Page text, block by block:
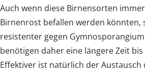
Auch wenn diese Birnensorten
Birnenrost befallen werden könnten,
resistenter gegen
benötigen daher eine längere Zeit
Effektiver ist natürlich der